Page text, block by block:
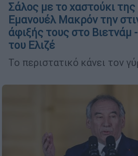
Σάλος με το χαστούκι
Εμανουέλ Μακρόν την
άφιξής τους στο Βιετνάμ
του Ελιζέ
Το περιστατικό κάνει τον